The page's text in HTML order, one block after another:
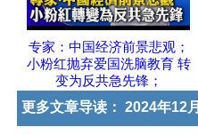
专家：中国经济前景悲观；
小粉红抛弃爱国洗脑教育 转
变为反共急先锋；
更多文章导读： 2024年12